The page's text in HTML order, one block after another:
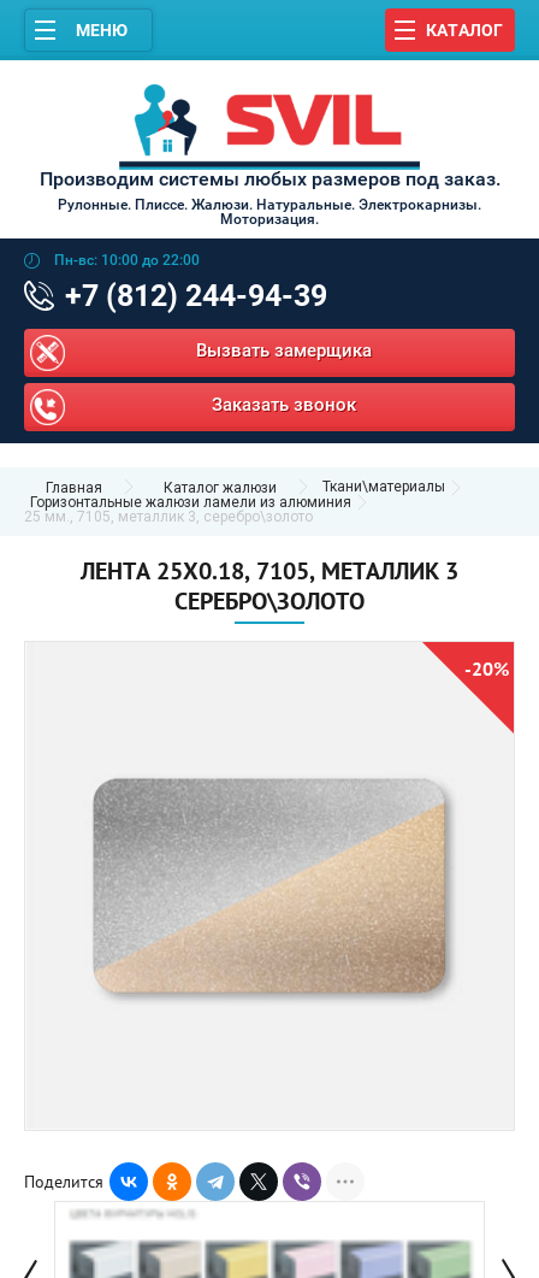
МЕНЮ КАТАЛОГ
Производим системы любых размеров под заказ.
Рулонные. Плиссе. Жалюзи. Натуральные. Электрокарнизы.
Моторизация.
Пн-вс: 10:00 до 22:00
+7 (812) 244-94-39
Вызвать замерщика
Заказать звонок
Главная Каталог жалюзи
Ткани\материалы
Горизонтальные жалюзи ламели из алюминия
25 мм., 7105, металлик 3, серебро\золото
ЛЕНТА 25X0.18, 7105, МЕТАЛЛИК 3
СЕРЕБРО\ЗОЛОТО
-20%
Поделится